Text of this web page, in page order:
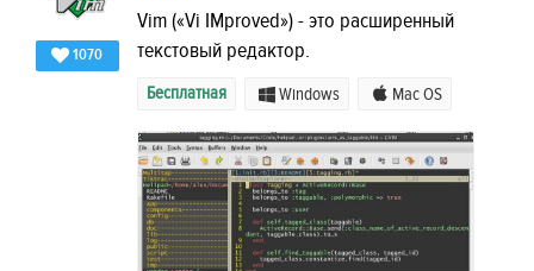
1070
Vim («Vi IMproved») - это расширенный
текстовый редактор.
Бесплатная Windows Mac OS